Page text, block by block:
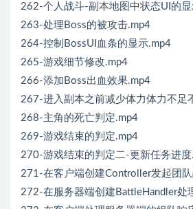
262-个人战斗-副本地图中状态UI的
263-处理Boss的被攻击.mp4
264-控制BossUI血条的显示.mp4
265-游戏细节修改.mp4
266-添加Boss出血效果.mp4
267-进入副本之前减少体力体力不足
268-主角的死亡判定.mp4
269-游戏结束的判定.mp4
270-游戏结束的判定二-更新任务进
271-在客户端创建Controller发起团
272-在服务器端创建BattleHandler处